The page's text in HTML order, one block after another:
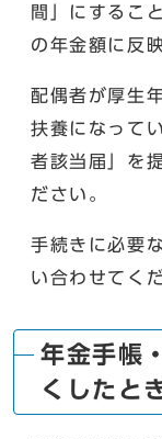
間」にするこ
の年金額に反
配偶者が厚生
扶養になって
者該当届」を
ださい。
手続きに必要
い合わせてく
年金手帳
くしたと